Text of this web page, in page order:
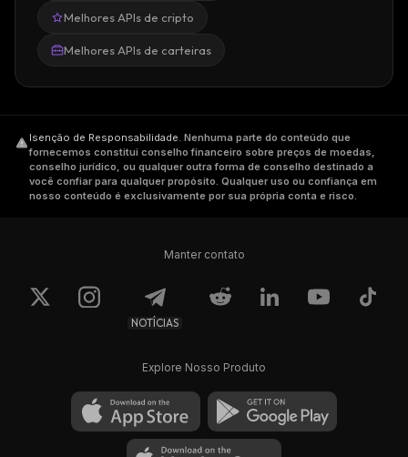
Melhores APIs de cripto
Melhores APIs de carteiras
Isenção de Responsabilidade. Nenhuma parte do conteúdo que
fornecemos constitui conselho financeiro sobre preços de moedas,
conselho jurídico, ou qualquer outra forma de conselho destinado a
você confiar para qualquer propósito. Qualquer uso ou confiança em
nosso conteúdo é exclusivamente por sua própria conta e risco.
Manter contato
NOTÍCIAS
Explore Nosso Produto